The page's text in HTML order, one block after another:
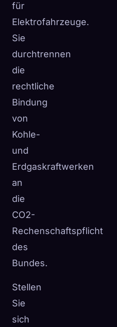
für
Elektrofahrzeuge.
Sie
durchtrennen
die
rechtliche
Bindung
von
Kohle-
und
Erdgaskraftwerken
an
die
CO2-
Rechenschaftspflicht
des
Bundes.
Stellen
Sie
sich